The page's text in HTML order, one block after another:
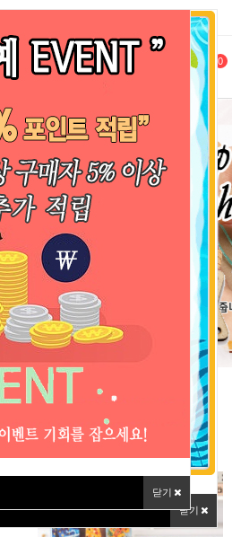
1:1문의
0
닫기
닫기